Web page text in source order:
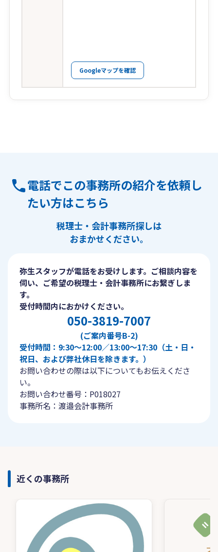
Googleマップを確認
電話でこの事務所の紹介を依頼し
たい方はこちら
税理士・会計事務所探しは
おまかせください。
弥生スタッフが電話をお受けします。ご相談内容を
伺い、ご希望の税理士・会計事務所にお繋ぎしま
す。
受付時間内におかけください。
050-3819-7007
(ご案内番号B-2)
受付時間：9:30〜12:00／13:00〜17:30（土・日・
祝日、および弊社休日を除きます。）
お問い合わせの際は以下についてもお伝えくださ
い。
お問い合わせ番号：P018027
事務所名：渡邉会計事務所
近くの事務所